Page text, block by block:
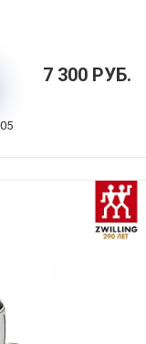
Kitchen
7 300 РУБ.